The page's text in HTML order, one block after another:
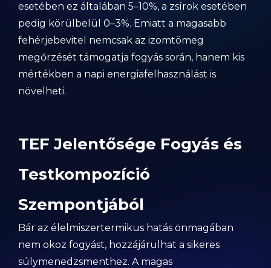
esetében ez általában 5–10%, a zsírok esetében
pedig körülbelül 0–3%. Emiatt a magasabb
fehérjebevitel nemcsak az izomtömeg
megőrzését támogatja fogyás során, hanem kis
mértékben a napi energiafelhasználást is
növelheti.
TEF Jelentősége Fogyás és
Testkompozíció
Szempontjából
Bár az élelmiszertermikus hatás önmagában
nem okoz fogyást, hozzájárulhat a sikeres
súlymenedzsmenthez. A magas